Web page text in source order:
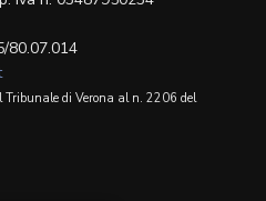
80.07.014
di Verona al n. 2206 del